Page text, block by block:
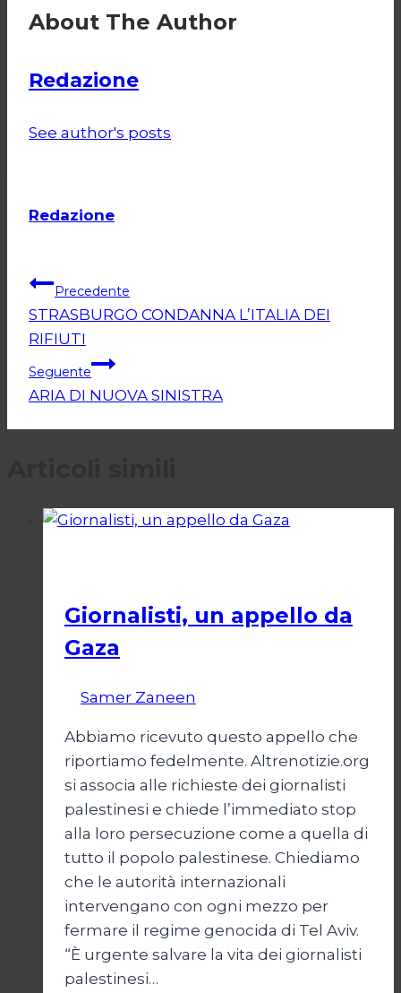
About The Author
Redazione
See author's posts
Redazione
Navigazione
articoli
Precedente
STRASBURGO CONDANNA L’ITALIA DEI
RIFIUTI
Seguente
ARIA DI NUOVA SINISTRA
Giornalisti, un appello da
Gaza
Samer Zaneen
Abbiamo ricevuto questo appello che
riportiamo fedelmente. Altrenotizie.org
si associa alle richieste dei giornalisti
palestinesi e chiede l’immediato stop
alla loro persecuzione come a quella di
tutto il popolo palestinese. Chiediamo
che le autorità internazionali
intervengano con ogni mezzo per
fermare il regime genocida di Tel Aviv.
“È urgente salvare la vita dei giornalisti
palestinesi…